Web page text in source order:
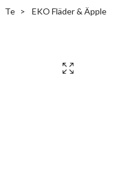
Te EKO Fläder & Äpple